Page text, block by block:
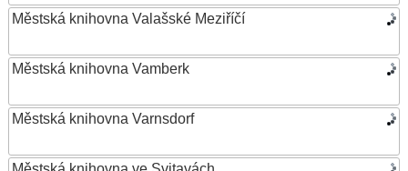
Městská knihovna Valašské Meziříčí
Městská knihovna Vamberk
Městská knihovna Varnsdorf